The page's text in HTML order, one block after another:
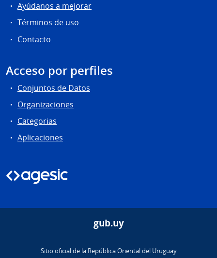
Ayúdanos a mejorar
Términos de uso
Contacto
Acceso por perfiles
Conjuntos de Datos
Organizaciones
Categorias
Aplicaciones
gub.uy
Sitio oficial de la República Oriental del Uruguay